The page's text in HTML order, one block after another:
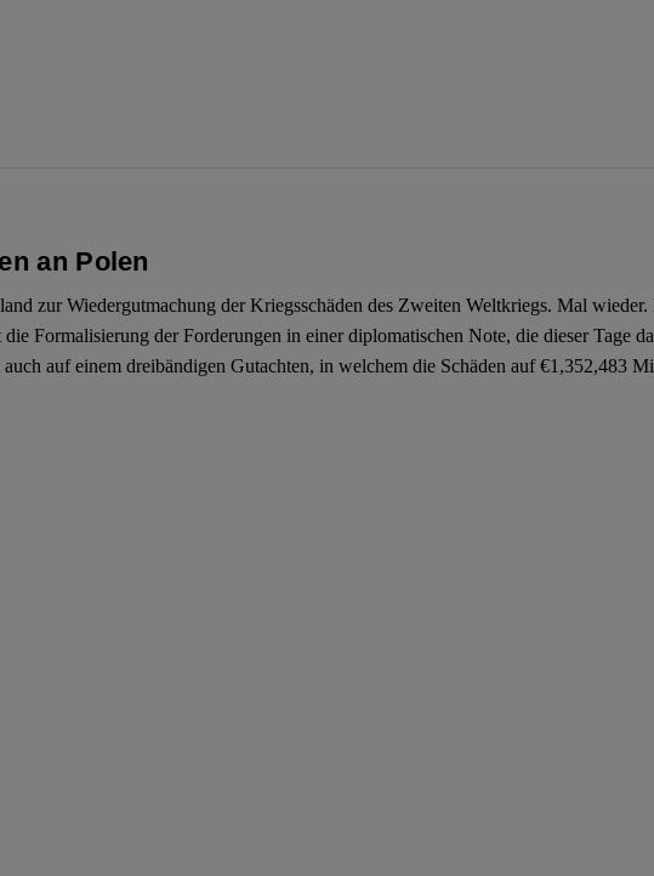
an Polen
zur Wiedergutmachung der Kriegsschäden des Zweiten Weltkriegs. Mal wieder.
Formalisierung der Forderungen in einer diplomatischen Note, die dieser Tage
auf einem dreibändigen Gutachten, in welchem die Schäden auf €1,352,483